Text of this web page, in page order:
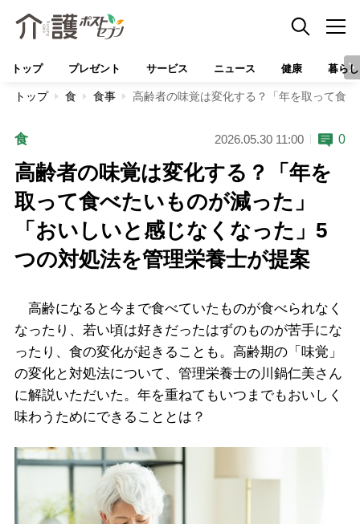
トップ プレゼント サービス ニュース 健康 暮らし
トップ 食 食事 高齢者の味覚は変化する？「年を取って食
食 2026.05.30 11:00 0
高齢者の味覚は変化する？「年を
取って食べたいものが減った」
「おいしいと感じなくなった」5
つの対処法を管理栄養士が提案
高齢になると今まで食べていたものが食べられなく
なったり、若い頃は好きだったはずのものが苦手にな
ったり、食の変化が起きることも。高齢期の「味覚」
の変化と対処法について、管理栄養士の川鍋仁美さん
に解説いただいた。年を重ねてもいつまでもおいしく
味わうためにできることとは？